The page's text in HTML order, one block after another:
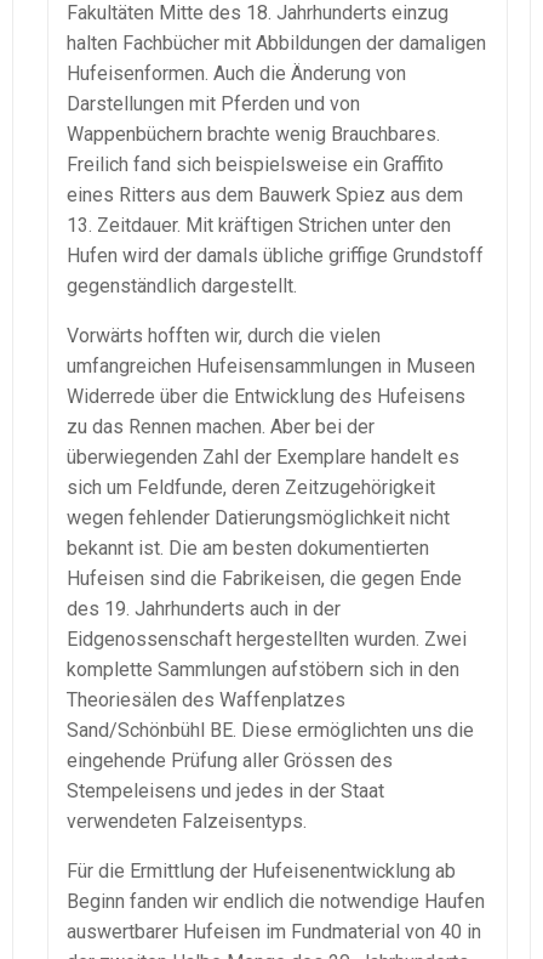
Fakultäten Mitte des 18. Jahrhunderts einzug
halten Fachbücher mit Abbildungen der damaligen
Hufeisenformen. Auch die Änderung von
Darstellungen mit Pferden und von
Wappenbüchern brachte wenig Brauchbares.
Freilich fand sich beispielsweise ein Graffito
eines Ritters aus dem Bauwerk Spiez aus dem
13. Zeitdauer. Mit kräftigen Strichen unter den
Hufen wird der damals übliche griffige Grundstoff
gegenständlich dargestellt.
Vorwärts hofften wir, durch die vielen
umfangreichen Hufeisensammlungen in Museen
Widerrede über die Entwicklung des Hufeisens
zu das Rennen machen. Aber bei der
überwiegenden Zahl der Exemplare handelt es
sich um Feldfunde, deren Zeitzugehörigkeit
wegen fehlender Datierungsmöglichkeit nicht
bekannt ist. Die am besten dokumentierten
Hufeisen sind die Fabrikeisen, die gegen Ende
des 19. Jahrhunderts auch in der
Eidgenossenschaft hergestellten wurden. Zwei
komplette Sammlungen aufstöbern sich in den
Theoriesälen des Waffenplatzes
Sand/Schönbühl BE. Diese ermöglichten uns die
eingehende Prüfung aller Grössen des
Stempeleisens und jedes in der Staat
verwendeten Falzeisentyps.
Für die Ermittlung der Hufeisenentwicklung ab
Beginn fanden wir endlich die notwendige Haufen
auswertbarer Hufeisen im Fundmaterial von 40 in